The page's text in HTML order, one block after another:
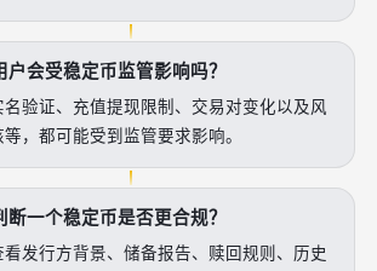
户会受稳定币监管影响吗？
名验证、充值提现限制、交易对变化以及风
，都可能受到监管要求影响。
断一个稳定币是否更合规？
看发行方背景、储备报告、赎回规则、历史